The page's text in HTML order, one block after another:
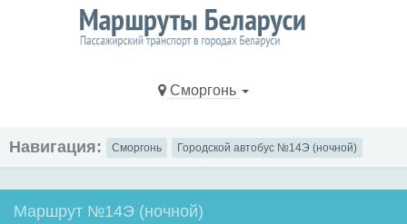
Сморгонь
Навигация: Сморгонь Городской автобус №14Э (ночной)
Маршрут №14Э (ночной)